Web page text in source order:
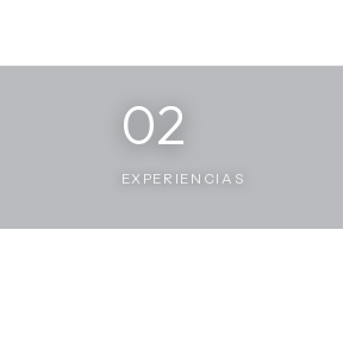
02
EXPERIENCIAS